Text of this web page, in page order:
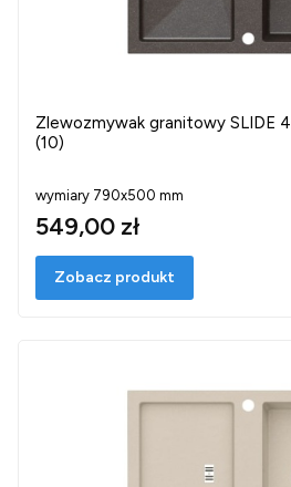
Zlewozmywak granitowy SLIDE
(10)
wymiary 790x500 mm
549,00 zł
Zobacz produkt